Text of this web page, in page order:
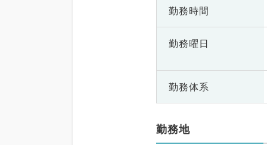
勤務時間
勤務曜日
勤務体系
勤務地